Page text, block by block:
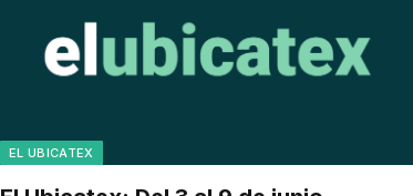
EL UBICATEX